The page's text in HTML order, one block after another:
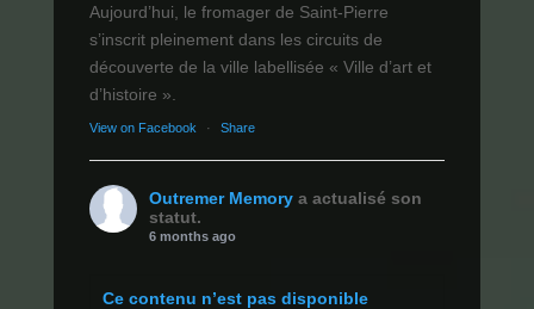
Aujourd’hui, le fromager de Saint-Pierre
s’inscrit pleinement dans les circuits de
découverte de la ville labellisée « Ville d’art et
d’histoire ».
View on Facebook · Share
Outremer Memory a actualisé son
statut.
6 months ago
Ce contenu n’est pas disponible